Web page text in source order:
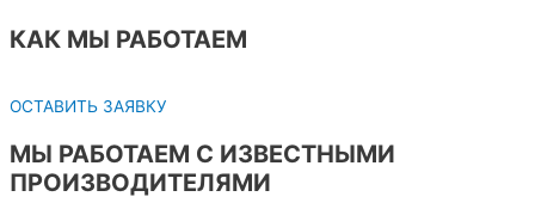
КАК МЫ РАБОТАЕМ
ОСТАВИТЬ ЗАЯВКУ
МЫ РАБОТАЕМ С ИЗВЕСТНЫМИ
ПРОИЗВОДИТЕЛЯМИ